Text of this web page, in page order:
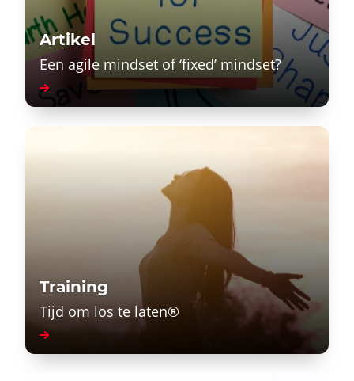
Artikel
Een agile mindset of ‘fixed’ mindset?
Training
Tijd om los te laten®